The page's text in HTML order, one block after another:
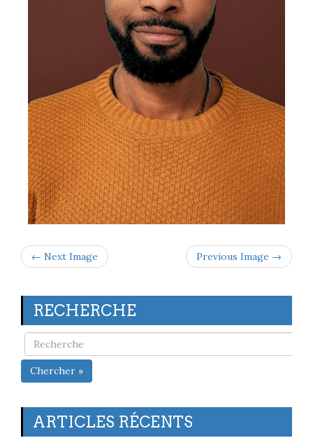
← Next Image Previous Image →
RECHERCHE
Chercher »
ARTICLES RÉCENTS